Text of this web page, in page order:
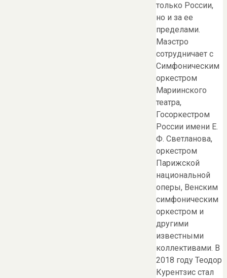
только России,
но и за ее
пределами.
Маэстро
сотрудничает с
Симфоническим
оркестром
Мариинского
театра,
Госоркестром
России имени Е.
Ф. Светланова,
оркестром
Парижской
национальной
оперы, Венским
симфоническим
оркестром и
другими
известными
коллективами. В
2018 году Теодор
Курентзис стал